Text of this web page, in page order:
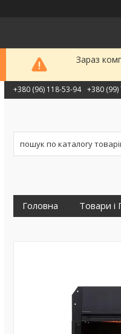
Зараз
+380 (96) 118-53-94 +380
Головна Товари і